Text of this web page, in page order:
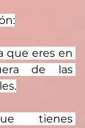
que eres en
de las
tienes